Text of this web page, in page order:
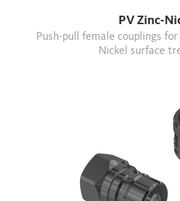
PV Zinc-
Push-pull female couplings for agriculture with Zinc-
Nickel surface